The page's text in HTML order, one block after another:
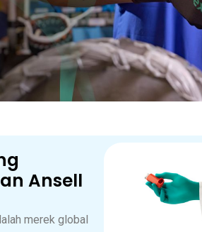
Ansell
merek global